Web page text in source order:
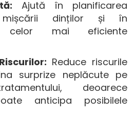
Ajută în planificarea
dinților și în
celor mai eficiente
Reduce riscurile
surprize neplăcute pe
deoarece
anticipa posibilele